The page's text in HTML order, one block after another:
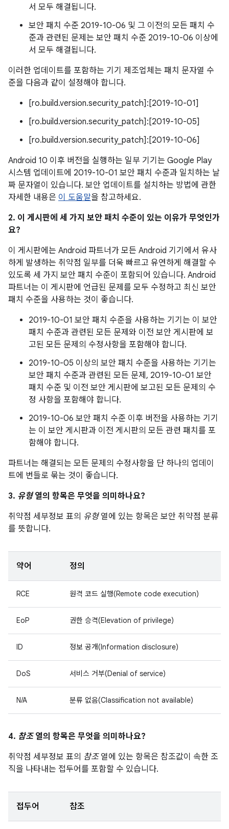
서 모두 해결됩니다.
보안 패치 수준 2019-10-06 및 그 이전의 모든 패치 수
준과 관련된 문제는 보안 패치 수준 2019-10-06 이상에
서 모두 해결됩니다.
이러한 업데이트를 포함하는 기기 제조업체는 패치 문자열 수
준을 다음과 같이 설정해야 합니다.
[ro.build.version.security_patch]:[2019-10-01]
[ro.build.version.security_patch]:[2019-10-05]
[ro.build.version.security_patch]:[2019-10-06]
Android 10 이후 버전을 실행하는 일부 기기는 Google Play
시스템 업데이트에 2019-10-01 보안 패치 수준과 일치하는 날
짜 문자열이 있습니다. 보안 업데이트를 설치하는 방법에 관한
자세한 내용은 이 도움말을 참고하세요.
2. 이 게시판에 세 가지 보안 패치 수준이 있는 이유가 무엇인가
요?
이 게시판에는 Android 파트너가 모든 Android 기기에서 유사
하게 발생하는 취약점 일부를 더욱 빠르고 유연하게 해결할 수
있도록 세 가지 보안 패치 수준이 포함되어 있습니다. Android
파트너는 이 게시판에 언급된 문제를 모두 수정하고 최신 보안
패치 수준을 사용하는 것이 좋습니다.
2019-10-01 보안 패치 수준을 사용하는 기기는 이 보안
패치 수준과 관련된 모든 문제와 이전 보안 게시판에 보
고된 모든 문제의 수정사항을 포함해야 합니다.
2019-10-05 이상의 보안 패치 수준을 사용하는 기기는
보안 패치 수준과 관련된 모든 문제, 2019-10-01 보안
패치 수준 및 이전 보안 게시판에 보고된 모든 문제의 수
정 사항을 포함해야 합니다.
2019-10-06 보안 패치 수준 이후 버전을 사용하는 기기
는 이 보안 게시판과 이전 게시판의 모든 관련 패치를 포
함해야 합니다.
파트너는 해결되는 모든 문제의 수정사항을 단 하나의 업데이
트에 번들로 묶는 것이 좋습니다.
3. 유형열의 항목은 무엇을 의미하나요?
취약점 세부정보 표의 유형열에 있는 항목은 보안 취약점 분류
를 뜻합니다.
약어 정의
RCE 원격 코드 실행(Remote code execution)
EoP 권한 승격(Elevation of privilege)
ID 정보 공개(Information disclosure)
DoS 서비스 거부(Denial of service)
N/A 분류 없음(Classification not available)
4. 참조열의 항목은 무엇을 의미하나요?
취약점 세부정보 표의 참조열에 있는 항목은 참조값이 속한 조
직을 나타내는 접두어를 포함할 수 있습니다.
접두어 참조